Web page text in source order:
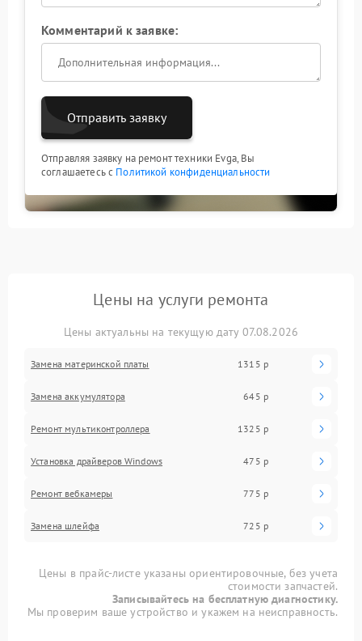
Комментарий к заявке:
Отправить заявку
Отправляя заявку на ремонт техники Evga, Вы
соглашаетесь с Политикой конфиденциальности
Цены на услуги ремонта
Цены актуальны на текущую дату 07.08.2026
Замена материнской платы 1315 р
Замена аккумулятора 645 р
Ремонт мультиконтроллера 1325 р
Установка драйверов Windows 475 р
Ремонт вебкамеры 775 р
Замена шлейфа 725 р
Цены в прайс-листе указаны ориентировочные, без учета
стоимости запчастей.
Записывайтесь на бесплатную диагностику.
Мы проверим ваше устройство и укажем на неисправность.